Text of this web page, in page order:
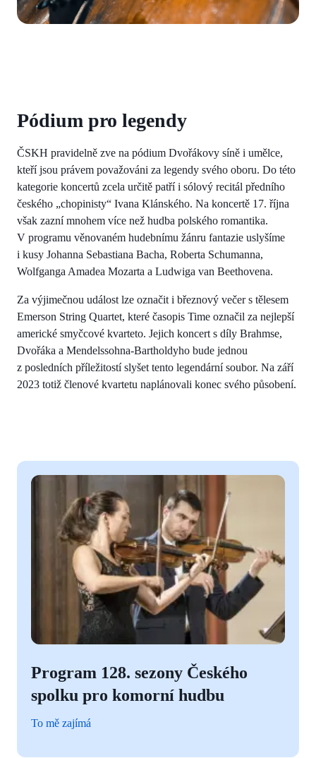
Pódium pro legendy
ČSKH pravidelně zve na pódium Dvořákovy síně i umělce,
kteří jsou právem považováni za legendy svého oboru. Do této
kategorie koncertů zcela určitě patří i sólový recitál předního
českého „chopinisty“ Ivana Klánského. Na koncertě 17. října
však zazní mnohem více než hudba polského romantika.
V programu věnovaném hudebnímu žánru fantazie uslyšíme
i kusy Johanna Sebastiana Bacha, Roberta Schumanna,
Wolfganga Amadea Mozarta a Ludwiga van Beethovena.
Za výjimečnou událost lze označit i březnový večer s tělesem
Emerson String Quartet, které časopis Time označil za nejlepší
americké smyčcové kvarteto. Jejich koncert s díly Brahmse,
Dvořáka a Mendelssohna-Bartholdyho bude jednou
z posledních příležitostí slyšet tento legendární soubor. Na září
2023 totiž členové kvartetu naplánovali konec svého působení.
Program 128. sezony Českého
spolku pro komorní hudbu
To mě zajímá